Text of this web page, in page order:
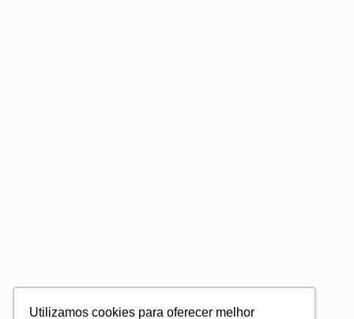
Utilizamos cookies para oferecer melhor